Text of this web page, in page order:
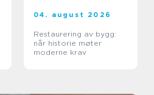
04. august 2026
Restaurering av bygg:
når historie møter
moderne krav